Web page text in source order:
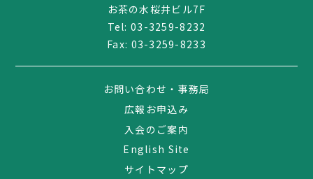
03-3259-8232
お茶の水桜井ビル7F
Tel:03-3259-8232
Fax: 03-3259-8233
お問い合わせ・事務局
広報お申込み
入会のご案内
English Site
サイトマップ